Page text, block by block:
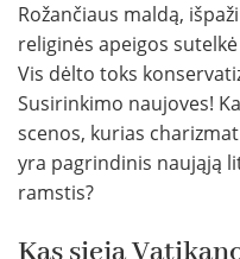
Rožančiaus maldą,
religinės apeigos
Vis dėlto toks
Susirinkimo naujoves!
scenos, kurias
yra pagrindinis naująją
ramstis?